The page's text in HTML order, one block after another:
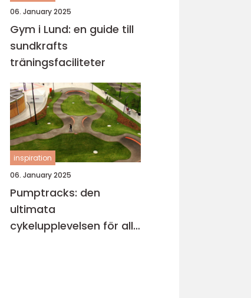
06. January 2025
Gym i Lund: en guide till
sundkrafts
träningsfaciliteter
inspiration
06. January 2025
Pumptracks: den
ultimata
cykelupplevelsen för alla